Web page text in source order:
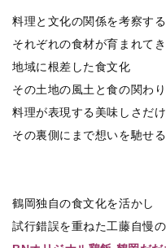
料理と文化の関係を考察す
それぞれの食材が育まれて
地域に根差した食文化
その土地の風土と食の関わ
料理が表現する美味しさだけ
その裏側にまで想いを馳せる
鶴岡独自の食文化を活かし
試行錯誤を重ねた工藤自慢